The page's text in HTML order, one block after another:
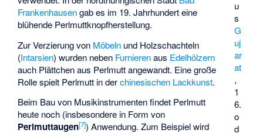
u
s
G
uj
ar
at
,
1
6.
o
d
Frankenhausengab es im 19. Jahrhundert eine
blühende Perlmuttknopfherstellung.
Zur Verzierung von Möbeln und Holzschachteln
(Intarsien) wurden neben Furnierenaus Edelhölzern
auch Plättchen aus Perlmutt angewandt. Eine große
Rolle spielt Perlmutt in derchinesischen Lackkunst.
Beim Bau von Musikinstrumenten findet Perlmutt
heute noch (insbesondere in Form von
Perlmuttaugen[7]) Anwendung. Zum Beispiel wird